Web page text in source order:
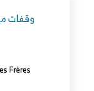
Frères